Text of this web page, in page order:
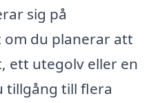
sig på
om du planerar att
ett utegolv eller en
tillgång till flera